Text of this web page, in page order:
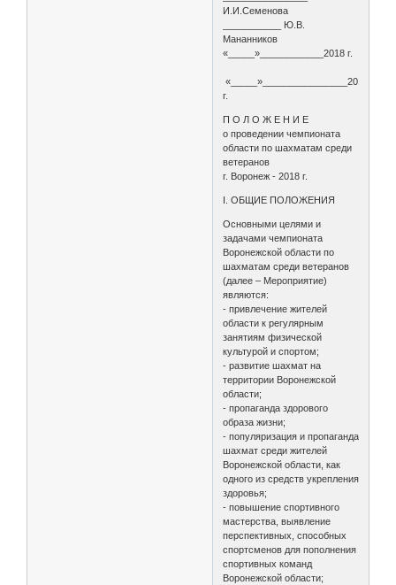
И.И.Семенова
___________ Ю.В.
Мананников
«_____»____________2018 г.
«_____»________________2018
г.
П О Л О Ж Е Н И Е
о проведении чемпионата
области по шахматам среди
ветеранов
г. Воронеж - 2018 г.
I. ОБЩИЕ ПОЛОЖЕНИЯ
Основными целями и
задачами чемпионата
Воронежской области по
шахматам среди ветеранов
(далее – Мероприятие)
являются:
- привлечение жителей
области к регулярным
занятиям физической
культурой и спортом;
- развитие шахмат на
территории Воронежской
области;
- пропаганда здорового
образа жизни;
- популяризация и пропаганда
шахмат среди жителей
Воронежской области, как
одного из средств укрепления
здоровья;
- повышение спортивного
мастерства, выявление
перспективных, способных
спортсменов для пополнения
спортивных команд
Воронежской области;